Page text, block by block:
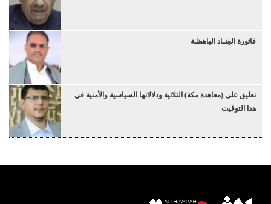
فاتورة العِنـاد الباهظـة
تعليق على (معاهدة مكة) الثلاثية ودلالاتها السياسية والأمنية في
هذا التوقيت